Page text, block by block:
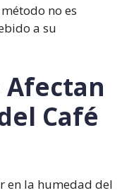
no es
a su
Afectan
Café
en la humedad del